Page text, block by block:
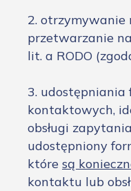
2. otrzymywanie
przetwarzanie
lit. a RODO
3. udostępniania
kontaktowych,
obsługi
udostępniony
które są
kontaktu lub